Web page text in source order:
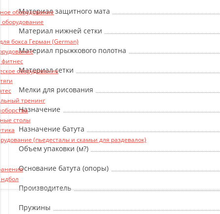
оборудование
бокса Герман (German)
фитнес
оборудование
тренинг
столы
(пьедесталы и скамьи для раздевалок)
Материал защитного мата
Материал нижней сетки
Материал прыжкового полотна
Материал сетки
Мелки для рисования
Назначение
Назначение батута
Объем упаковки (м?)
Основание батута (опоры)
Производитель
Пружины